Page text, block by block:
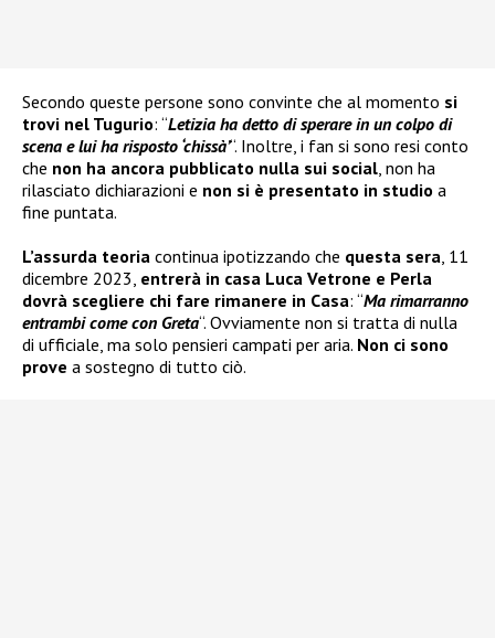
Secondo queste persone sono convinte che al momento si
trovi nel Tugurio: “Letizia ha detto di sperare in un colpo di
scena e lui ha risposto ‘chissà’“. Inoltre, i fan si sono resi conto
che non ha ancora pubblicato nulla sui social, non ha
rilasciato dichiarazioni e non si è presentato in studio a
fine puntata.
L’assurda teoria continua ipotizzando che questa sera, 11
dicembre 2023, entrerà in casa Luca Vetrone e Perla
dovrà scegliere chi fare rimanere in Casa: “Ma rimarranno
entrambi come con Greta“. Ovviamente non si tratta di nulla
di ufficiale, ma solo pensieri campati per aria. Non ci sono
prove a sostegno di tutto ciò.